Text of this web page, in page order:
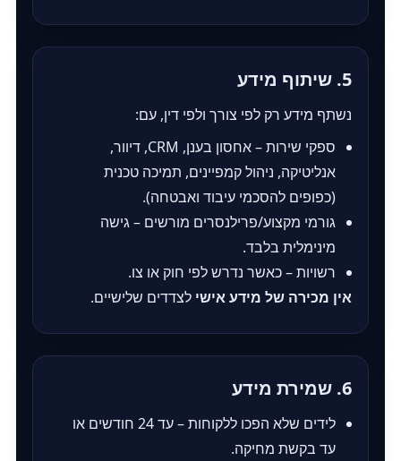
5. שיתוף מידע
נשתף מידע רק לפי צורך ולפי דין, עם:
ספקי שירות – אחסון בענן, CRM, דיוור,
אנליטיקה, ניהול קמפיינים, תמיכה טכנית
(כפופים להסכמי עיבוד ואבטחה).
גורמי מקצוע/פרילנסרים מורשים – גישה
מינימלית בלבד.
רשויות – כאשר נדרש לפי חוק או צו.
אין מכירה של מידע אישי לצדדים שלישיים.
6. שמירת מידע
לידים שלא הפכו ללקוחות – עד 24 חודשים או
עד בקשת מחיקה.